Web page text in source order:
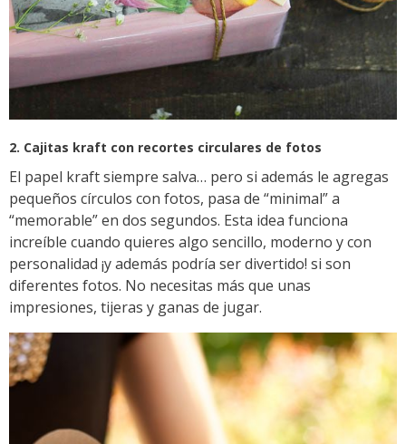
2. Cajitas kraft con recortes circulares de fotos
El papel kraft siempre salva… pero si además le agregas
pequeños círculos con fotos, pasa de “minimal” a
“memorable” en dos segundos. Esta idea funciona
increíble cuando quieres algo sencillo, moderno y con
personalidad ¡y además podría ser divertido! si son
diferentes fotos. No necesitas más que unas
impresiones, tijeras y ganas de jugar.